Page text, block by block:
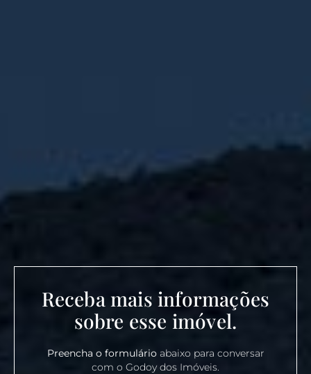
Receba mais informações
sobre esse imóvel.
Preencha o formulárioabaixo para conversar
com o Godoy dos Imóveis.